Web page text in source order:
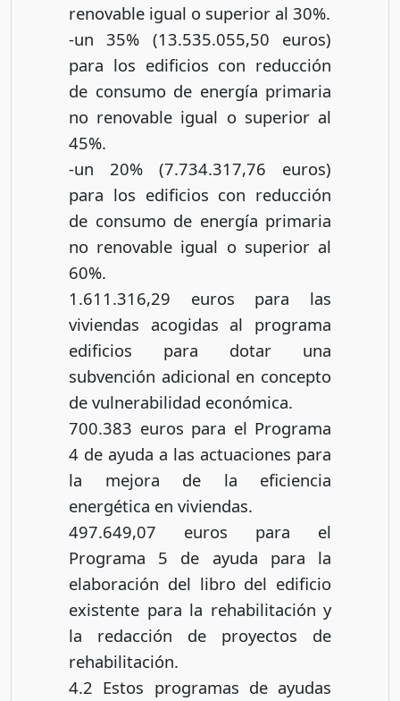
renovable igual o superior al 30%.
-un 35% (13.535.055,50 euros)
para los edificios con reducción
de consumo de energía primaria
no renovable igual o superior al
45%.
-un 20% (7.734.317,76 euros)
para los edificios con reducción
de consumo de energía primaria
no renovable igual o superior al
60%.
1.611.316,29 euros para las
viviendas acogidas al programa
edificios para dotar una
subvención adicional en concepto
de vulnerabilidad económica.
700.383 euros para el Programa
4 de ayuda a las actuaciones para
la mejora de la eficiencia
energética en viviendas.
497.649,07 euros para el
Programa 5 de ayuda para la
elaboración del libro del edificio
existente para la rehabilitación y
la redacción de proyectos de
rehabilitación.
4.2 Estos programas de ayudas